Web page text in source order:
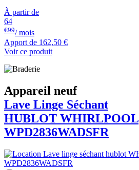
À partir de
64
€99/ mois
Apport de 162,50 €
Voir ce produit
Appareil neuf
Lave Linge Séchant
HUBLOT WHIRLPOOL
WPD2836WADSFR